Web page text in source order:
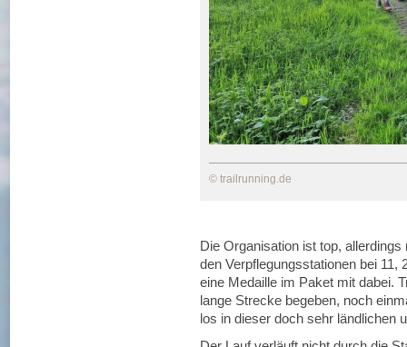
© trailrunning.de
Die Organisation ist top,
den Verpflegungsstationen bei 11,
eine Medaille im Paket mit dabei.
lange Strecke begeben, noch
los in dieser doch sehr ländlichen